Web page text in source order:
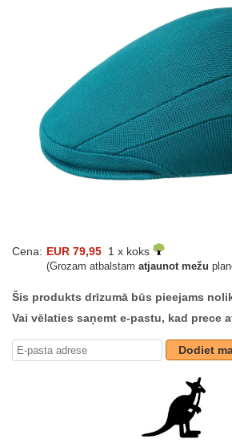
Cena: EUR 79,95 1 x koks
(Grozam atbalstam atjaunot mežu
Šis produkts drīzumā būs pieejams
Vai vēlaties saņemt e-pastu, kad prece
Dodiet